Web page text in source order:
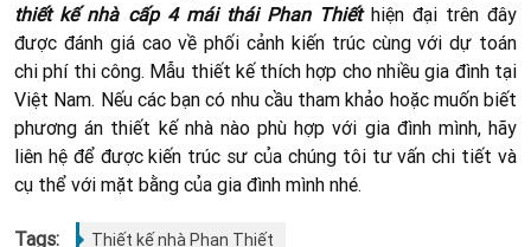
thiết kế nhà cấp 4 mái thái Phan Thiết hiện đại trên đây
được đánh giá cao về phối cảnh kiến trúc cùng với dự toán
chi phí thi công. Mẫu thiết kế thích hợp cho nhiều gia đình tại
Việt Nam. Nếu các bạn có nhu cầu tham khảo hoặc muốn biết
phương án thiết kế nhà nào phù hợp với gia đình mình, hãy
liên hệ để được kiến trúc sư của chúng tôi tư vấn chi tiết và
cụ thể với mặt bằng của gia đình mình nhé.
Tags:
Thiết kế nhà Phan Thiết